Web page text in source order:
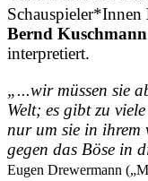
Schauspieler*Innen
Bernd Kuschmann
interpretiert.
„...wir müssen sie
Welt; es gibt zu
nur um sie in ihrem
gegen das Böse in
Eugen Drewermann